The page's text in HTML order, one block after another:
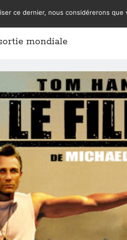
mondiale
ce dernier, nous considérerons